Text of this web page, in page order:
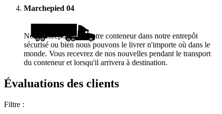
Marchepied 04
Nous entreposerons votre conteneur dans notre entrepôt
sécurisé ou bien nous pouvons le livrer n'importe où dans le
monde. Vous recevrez de nos nouvelles pendant le transport
du conteneur et lorsqu'il arrivera à destination.
Évaluations des clients
Filtre :